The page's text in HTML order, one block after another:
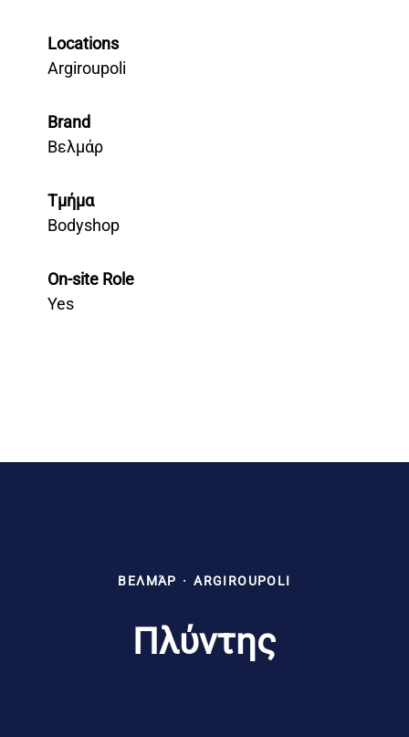
Locations
Argiroupoli
Brand
Βελμάρ
Τμήμα
Bodyshop
On-site Role
Yes
ΒΕΛΜΆΡ · ARGIROUPOLI
Πλύντης